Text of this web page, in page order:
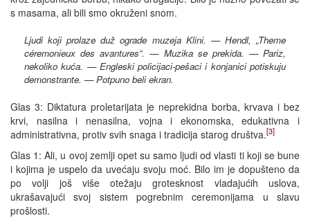
s masama, ali bili smo okruženi snom.
Ljudi koji prolaze duž ograde muzeja Klini. — Hendl, „Theme
céremonieux des avantures“. — Muzika se prekida. — Pariz,
nekoliko kuća. — Engleski policijaci-pešaci i konjanici potiskuju
demonstrante. — Potpuno beli ekran.
Glas 3: Diktatura proletarijata je neprekidna borba, krvava i bez
krvi, nasilna i nenasilna, vojna i ekonomska, edukativna i
administrativna, protiv svih snaga i tradicija starog društva.[3]
Glas 1: Ali, u ovoj zemlji opet su samo ljudi od vlasti ti koji se bune
i kojima je uspelo da uvećaju svoju moć. Bilo im je dopušteno da
po volji još više otežaju grotesknost vladajućih uslova,
ukrašavajući svoj sistem pogrebnim ceremonijama u slavu
prošlosti.